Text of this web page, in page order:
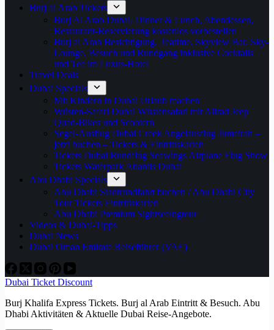
Burj al Arab Tickets
Burj Al Arab Dubai, Dinner & Lunch, Abendessen,
Restaurant-Reservierung kostenlos vorbestellen
Burj al Arab Besichtigung, Teatime, Skyview Bar, Sky-
Lounge, Besuch und Rundgang inklusive Cocktails
und Tee im Luxus-Hotel
Travel Deals
Dubai Specials
Mit Kindern in Dubai Urlaub machen
Wüsten-Safari Dubai Wüstensafari mit Allrad Jeep
Quad-Bikes und Scootern
Segel-Ausflug Dubai Creek Angelausflug Jumeirah –
jetzt buchen – Tickets & Eintrittskarten
Tickets Dubai Rundflug Seawings Airplane Flug Show
Tickets Waterpark Atlantis Dubai
Abu Dhabi Specials
Abu Dhabi Stadtrundfahrt buchen / Abu Dhabi City
Tour Tickets Eintrittskarten
Abu Dhabi Premium Sightseeingtour
Videos & Dubai-Tipps
Dubai News
Dubai Oman Emirate Reiseführer (VAE)
Dubai Ticket Discount
Burj Khalifa Express Tickets. Burj al Arab Eintritt & Besuch. Abu
Dhabi Aktivitäten & Aktuelle Dubai Reise-Angebote.